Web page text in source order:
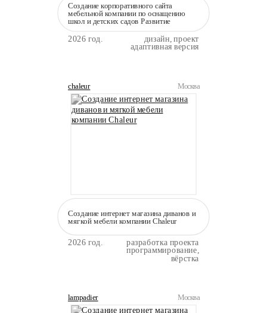
Создание корпоративного сайта
мебельной компании по оснащению
школ и детских садов Развитие
2026 год. дизайн, проект
адаптивная версия
chaleur Москва
Создание интернет магазина диванов и
мягкой мебели компании Сhaleur
2026 год. разработка проекта
программирование,
вёрстка
lampadier Москва